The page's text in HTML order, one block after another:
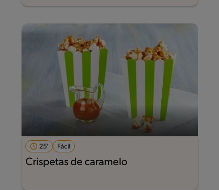
25' Fácil
Crispetas de caramelo